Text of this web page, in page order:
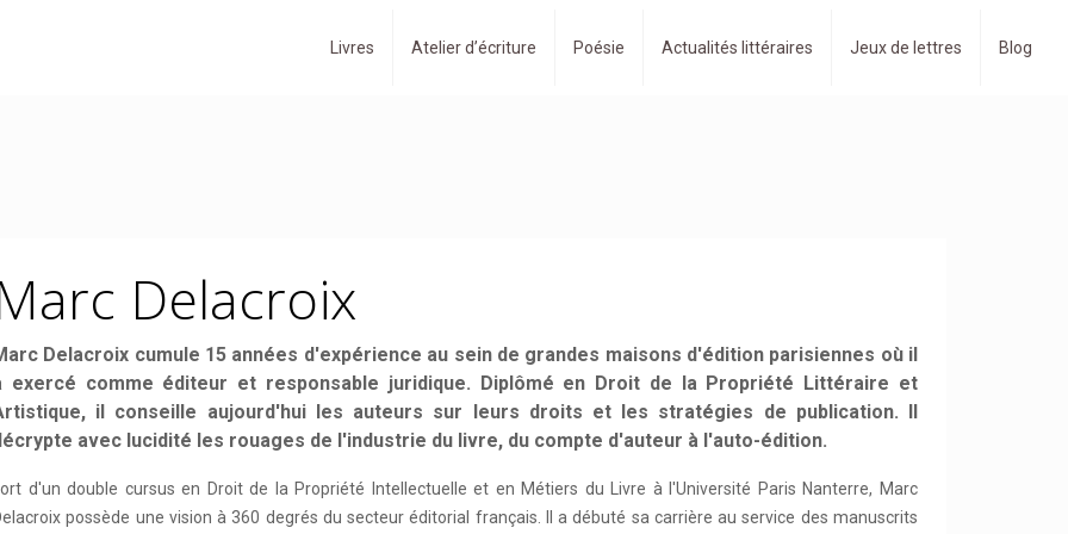
Livres Atelier d’écriture Poésie Actualités littéraires Jeux de lettres Blog
Delacroix
Delacroix cumule 15 années d'expérience au sein de grandes maisons d'édition parisiennes où il
exercé comme éditeur et responsable juridique. Diplômé en Droit de la Propriété Littéraire et
il conseille aujourd'hui les auteurs sur leurs droits et les stratégies de publication. Il
avec lucidité les rouages de l'industrie du livre, du compte d'auteur à l'auto-édition.
d'un double cursus en Droit de la Propriété Intellectuelle et en Métiers du Livre à l'Université Paris Nanterre, Marc
possède une vision à 360 degrés du secteur éditorial français. Il a débuté sa carrière au service des manuscrits